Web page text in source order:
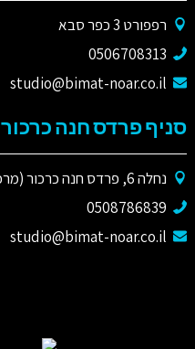
רפפורט 3 כפר סבא
0506708313
studio@bimat-noar.co.il
סניף פרדס חנה כרכור
נחלה 6, פרדס חנה כרכור (מרכז שדות)
0508786839
studio@bimat-noar.co.il